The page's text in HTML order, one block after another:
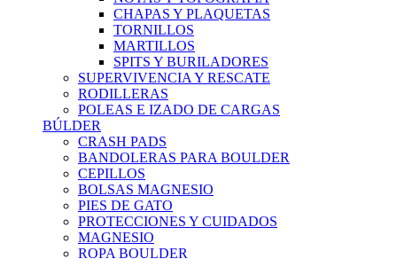
CHAPAS Y PLAQUETAS
TORNILLOS
MARTILLOS
SPITS Y BURILADORES
SUPERVIVENCIA Y RESCATE
RODILLERAS
POLEAS E IZADO DE CARGAS
BÚLDER
CRASH PADS
BANDOLERAS PARA BOULDER
CEPILLOS
BOLSAS MAGNESIO
PIES DE GATO
PROTECCIONES Y CUIDADOS
MAGNESIO
ROPA BOULDER